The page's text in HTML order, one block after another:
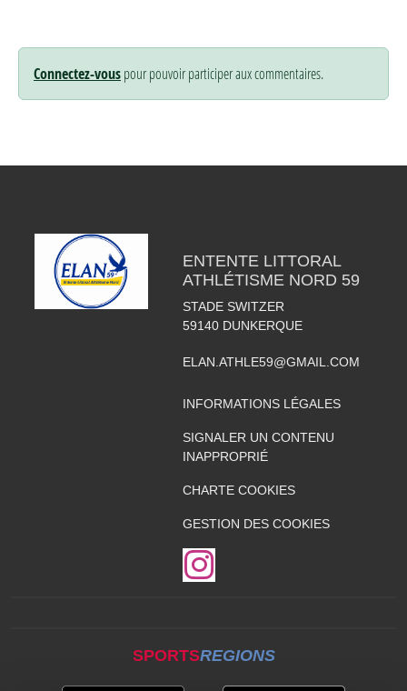
Connectez-vouspour pouvoir participer aux commentaires.
ENTENTE LITTORAL
ATHLÉTISME NORD 59
STADE SWITZER
59140 DUNKERQUE
ELAN.ATHLE59@GMAIL.COM
INFORMATIONS LÉGALES
SIGNALER UN CONTENU
INAPPROPRIÉ
CHARTE COOKIES
GESTION DES COOKIES
SPORTSREGIONS